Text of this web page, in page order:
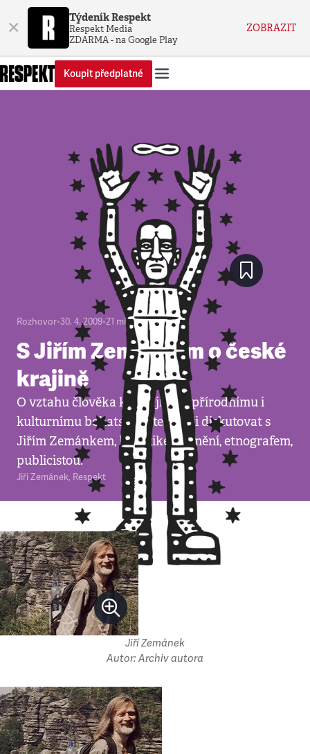
× Týdeník Respekt
Respekt Media
ZDARMA - na Google Play
ZOBRAZIT
Koupit předplatné
Rozhovor•30. 4. 2009•21 minut
S Jiřím Zemánkem o české
krajině
O vztahu člověka ke krajině, k přírodnímu i
kulturnímu bohatství, jste mohli diskutovat s
Jiřím Zemánkem, historikem umění, etnografem,
publicistou.
Jiří Zemánek, Respekt
Jiří Zemánek
Autor: Archiv autora